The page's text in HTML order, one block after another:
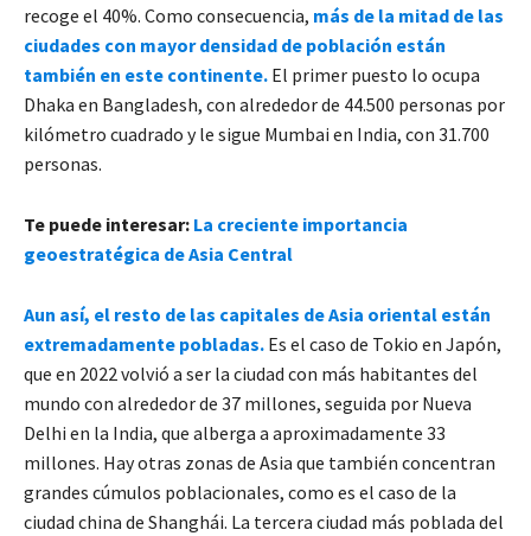
recoge el 40%. Como consecuencia, más de la mitad de las
ciudades con mayor densidad de población están
también en este continente. El primer puesto lo ocupa
Dhaka en Bangladesh, con alrededor de 44.500 personas por
kilómetro cuadrado y le sigue Mumbai en India, con 31.700
personas.
Te puede interesar: La creciente importancia
geoestratégica de Asia Central
Aun así, el resto de las capitales de Asia oriental están
extremadamente pobladas. Es el caso de Tokio en Japón,
que en 2022 volvió a ser la ciudad con más habitantes del
mundo con alrededor de 37 millones, seguida por Nueva
Delhi en la India, que alberga a aproximadamente 33
millones. Hay otras zonas de Asia que también concentran
grandes cúmulos poblacionales, como es el caso de la
ciudad china de Shanghái. La tercera ciudad más poblada del